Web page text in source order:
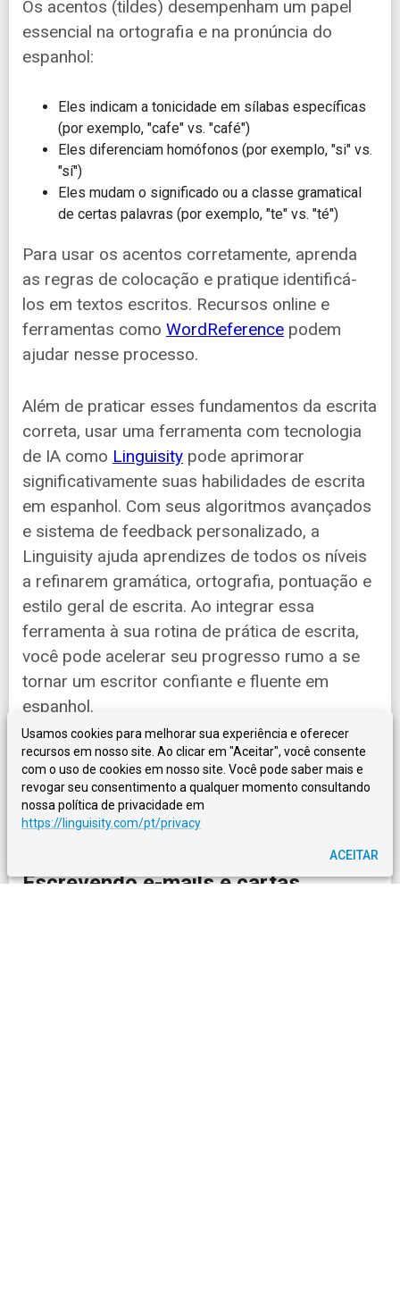
Os acentos (tildes) desempenham um papel
essencial na ortografia e na pronúncia do
espanhol:
Eles indicam a tonicidade em sílabas específicas
(por exemplo, "cafe" vs. "café")
Eles diferenciam homófonos (por exemplo, "si" vs.
"sí")
Eles mudam o significado ou a classe gramatical
de certas palavras (por exemplo, "te" vs. "té")
Para usar os acentos corretamente, aprenda
as regras de colocação e pratique identificá-
los em textos escritos. Recursos online e
ferramentas como WordReference podem
ajudar nesse processo.
Além de praticar esses fundamentos da escrita
correta, usar uma ferramenta com tecnologia
de IA como Linguisity pode aprimorar
significativamente suas habilidades de escrita
em espanhol. Com seus algoritmos avançados
e sistema de feedback personalizado, a
Linguisity ajuda aprendizes de todos os níveis
a refinarem gramática, ortografia, pontuação e
estilo geral de escrita. Ao integrar essa
ferramenta à sua rotina de prática de escrita,
você pode acelerar seu progresso rumo a se
tornar um escritor confiante e fluente em
espanhol.
Agora que cobrimos os fundamentos da
escrita correta, vamos avançar para tópicos
mais avançados!
Escrevendo e-mails e cartas
Usamos cookies para melhorar sua experiência e oferecer
recursos em nosso site. Ao clicar em "Aceitar", você consente
com o uso de cookies em nosso site. Você pode saber mais e
revogar seu consentimento a qualquer momento consultando
nossa política de privacidade em
https://linguisity.com/pt/privacy
ACEITAR